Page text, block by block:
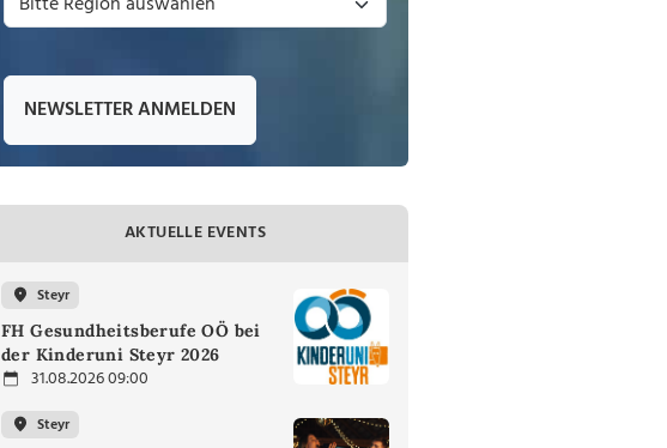
NEWSLETTER ANMELDEN
AKTUELLE EVENTS
Steyr
FH Gesundheitsberufe OÖ bei
der Kinderuni Steyr 2026
31.08.2026 09:00
Steyr